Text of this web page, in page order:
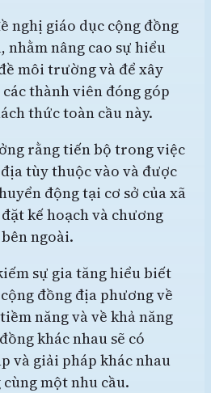
nghị giáo dục cộng đồng
nhằm nâng cao sự hiểu
môi trường và để xây
thành viên đóng góp
thức toàn cầu này.
rằng tiến bộ trong việc
tùy thuộc vào và được
động tại cơ sở của xã
kế hoạch và chương
ngoài.
sự gia tăng hiểu biết
đồng địa phương về
năng và về khả năng
khác nhau sẽ có
và giải pháp khác nhau
một nhu cầu.